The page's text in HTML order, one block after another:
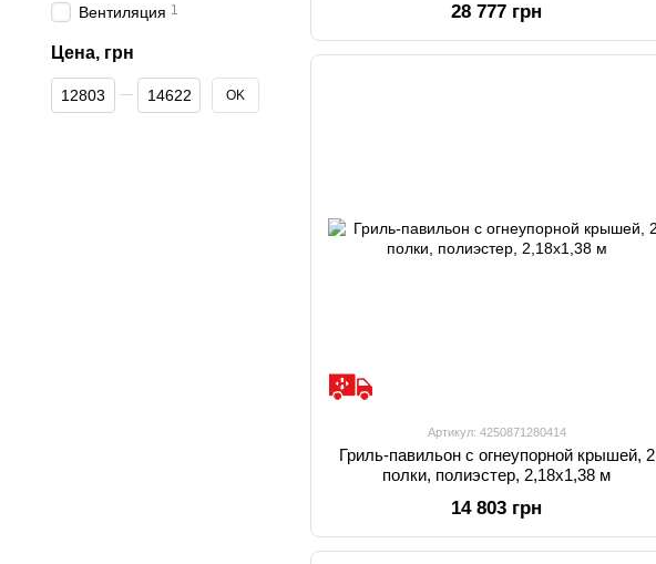
28 777 грн
Артикул: 4250871280414
Гриль-павильон с огнеупорной крышей, 2
полки, полиэстер, 2,18x1,38 м
14 803 грн
Вентиляция 1
Цена, грн
От Цена, грн
До Цена, грн OK